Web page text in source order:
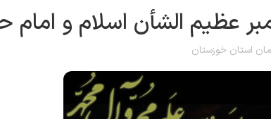
عظیم الشأن اسلام و
استان خوزستان